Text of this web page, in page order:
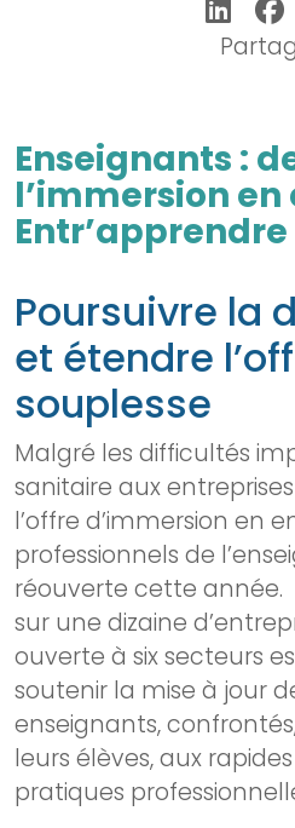
Enseignants :
l’immersion
Entr’apprendre
Poursuivre la
et étendre
souplesse
Malgré les difficultés
sanitaire aux
l’offre d’immersion en
professionnels de
réouverte cette année.
sur une dizaine
ouverte à six secteurs
soutenir la mise à jour
enseignants,
leurs élèves, aux
pratiques